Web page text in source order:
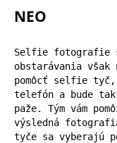
NEO
Selfie fotografie
obstarávania však
pomôcť selfie
telefón a bude
paže. Tým vám
výsledná
tyče sa vyberajú